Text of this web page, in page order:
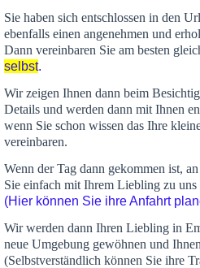
Sie haben sich entschlossen in den
ebenfalls einen angenehmen und
Dann vereinbaren Sie am besten
selbst.
Wir zeigen Ihnen dann beim
Details und werden dann mit Ihnen
wenn Sie schon wissen das Ihre
vereinbaren.
Wenn der Tag dann gekommen ist,
Sie einfach mit Ihrem Liebling zu
(Hier können Sie ihre Anfahrt
Wir werden dann Ihren Liebling in
neue Umgebung gewöhnen und Ihnen
(Selbstverständlich können Sie ihre